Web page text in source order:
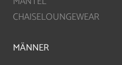
CHAISELOUNGEWEAR
MÄNNER